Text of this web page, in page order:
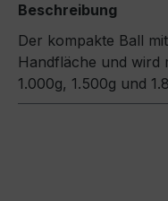
Beschreibung
Der kompakte Ball
Handfläche und wird
1.000g, 1.500g und